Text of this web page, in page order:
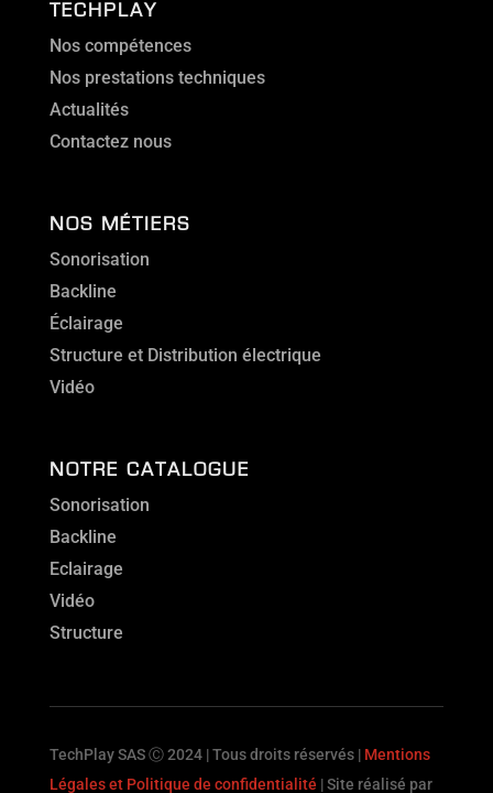
TECHPLAY
Nos compétences
Nos prestations techniques
Actualités
Contactez nous
NOS MÉTIERS
Sonorisation
Backline
Éclairage
Structure et Distribution électrique
Vidéo
NOTRE CATALOGUE
Sonorisation
Backline
Eclairage
Vidéo
Structure
TechPlay SAS Ⓒ 2024 | Tous droits réservés | Mentions
Légales et Politique de confidentialité | Site réalisé par